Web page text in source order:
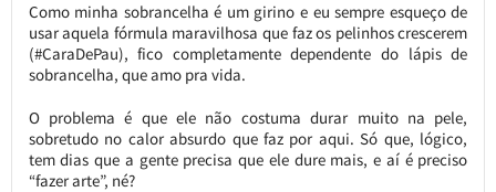
Como minha sobrancelha é um girino e eu sempre esqueço de
usar aquela fórmula maravilhosa que faz os pelinhos crescerem
(#CaraDePau), fico completamente dependente do lápis de
sobrancelha, que amo pra vida.
O problema é que ele não costuma durar muito na pele,
sobretudo no calor absurdo que faz por aqui. Só que, lógico,
tem dias que a gente precisa que ele dure mais, e aí é preciso
“fazer arte”, né?